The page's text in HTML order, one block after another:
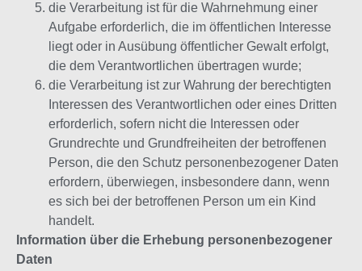
die Verarbeitung ist für die Wahrnehmung einer
Aufgabe erforderlich, die im öffentlichen Interesse
liegt oder in Ausübung öffentlicher Gewalt erfolgt,
die dem Verantwortlichen übertragen wurde;
die Verarbeitung ist zur Wahrung der berechtigten
Interessen des Verantwortlichen oder eines Dritten
erforderlich, sofern nicht die Interessen oder
Grundrechte und Grundfreiheiten der betroffenen
Person, die den Schutz personenbezogener Daten
erfordern, überwiegen, insbesondere dann, wenn
es sich bei der betroffenen Person um ein Kind
handelt.
Information über die Erhebung personenbezogener
Daten